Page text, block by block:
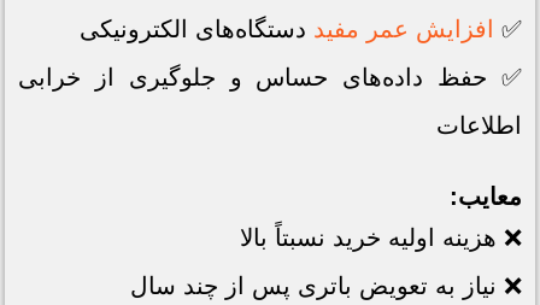
✅
افزایش عمر مفید دستگاه‌های الکترونیکی
✅ حفظ داده‌های حساس و جلوگیری از خرابی
اطلاعات
معایب:
❌ هزینه اولیه خرید نسبتاً بالا
❌ نیاز به تعویض باتری پس از چند سال